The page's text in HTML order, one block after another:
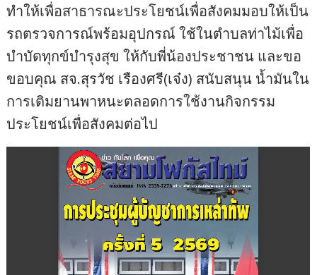
ทำให้เพื่อสาธารณะประโยชน์เพื่อสังคมมอบให้เป็น
รถตรวจการณ์พร้อมอุปกรณ์ ใช้ในตำบลท่าไม้เพื่อ
บำบัดทุกข์บำรุงสุข ให้กับพี่น้องประชาชน และขอ
ขอบคุณ สจ.สุรวัช เรืองศรี(เจ๋ง) สนับสนุน น้ำมันใน
การเติมยานพาหนะตลอดการใช้งานกิจกรรม
ประโยชน์เพื่อสังคมต่อไป